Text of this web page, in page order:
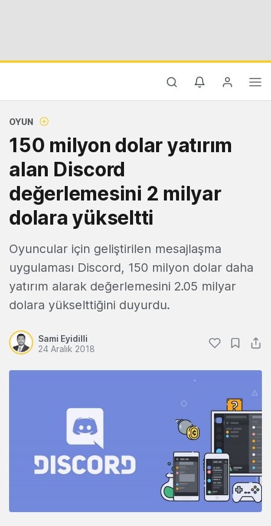
OYUN
150 milyon dolar yatırım
alan Discord
değerlemesini 2 milyar
dolara yükseltti
Oyuncular için geliştirilen mesajlaşma
uygulaması Discord, 150 milyon dolar daha
yatırım alarak değerlemesini 2.05 milyar
dolara yükselttiğini duyurdu.
Sami Eyidilli
24 Aralık 2018